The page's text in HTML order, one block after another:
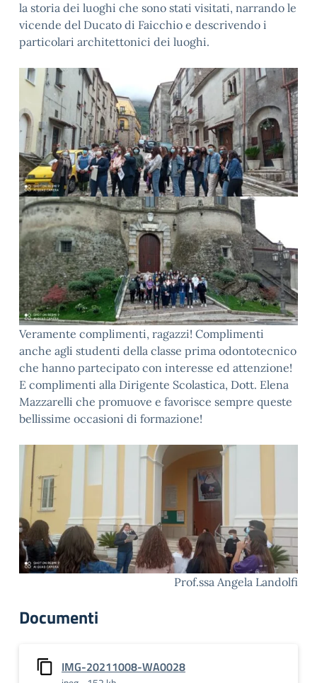
la storia dei luoghi che sono stati visitati, narrando le
vicende del Ducato di Faicchio e descrivendo i
particolari architettonici dei luoghi.
Veramente complimenti, ragazzi! Complimenti
anche agli studenti della classe prima odontotecnico
che hanno partecipato con interesse ed attenzione!
E complimenti alla Dirigente Scolastica, Dott. Elena
Mazzarelli che promuove e favorisce sempre queste
bellissime occasioni di formazione!
Prof.ssa Angela Landolfi
Documenti
IMG-20211008-WA0028